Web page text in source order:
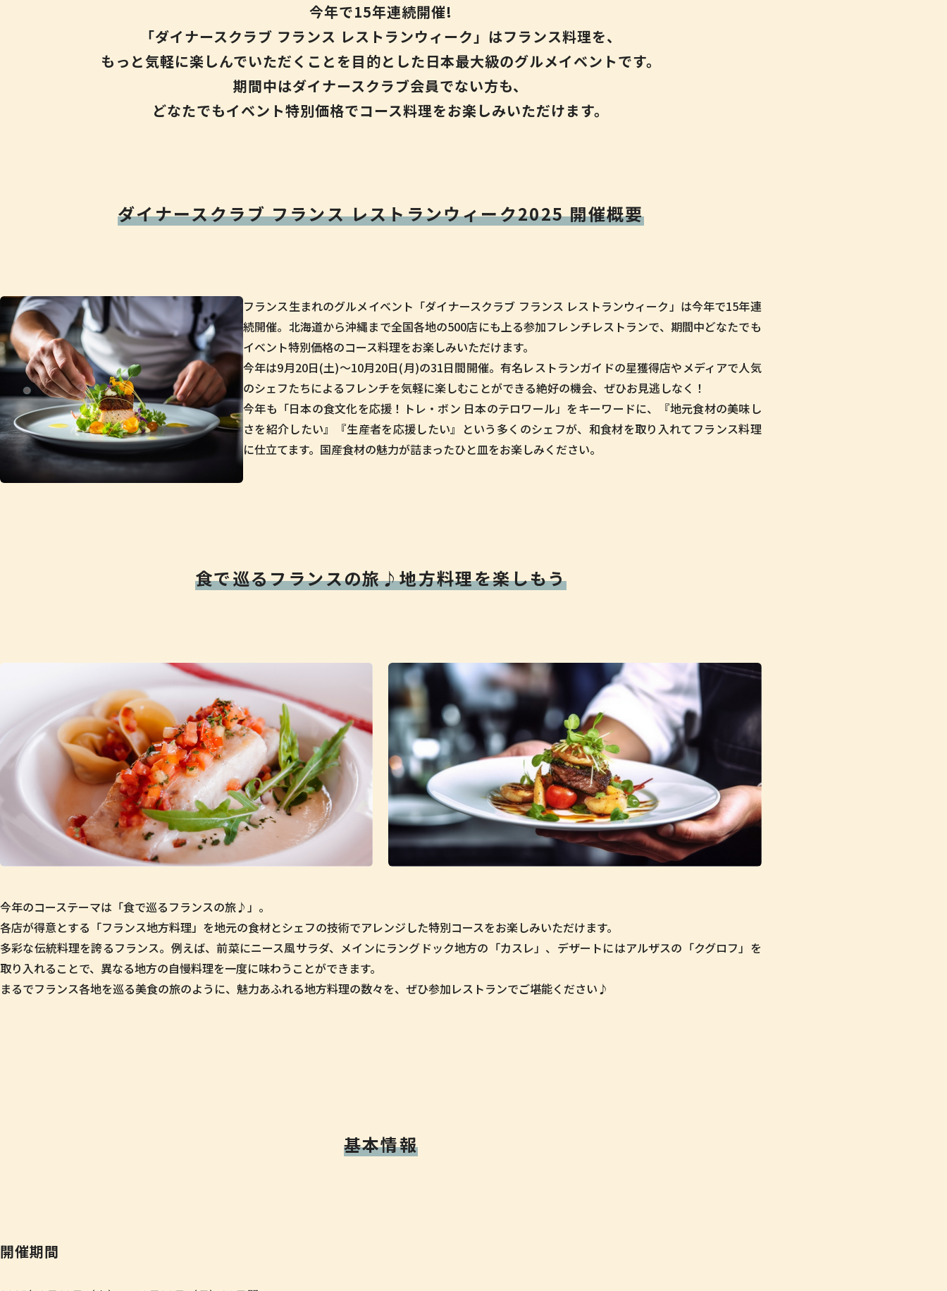
今年で15年連続開催!
「ダイナースクラブ フランス レストランウィーク」はフランス料理を、
もっと気軽に楽しんでいただくことを目的と した日本最大級のグルメイベントです。
期間中はダイナースクラブ会員でない方も、
どなたでもイベント特別価格でコース料理をお楽しみいただけます。
ダイナースクラブフランス レストランウィーク2025開催概要
フランス生まれのグルメイベント「ダイナースクラブ フランス レストランウィーク」は今年で15年連
続開催。北海道から沖縄まで全国各地の500店にも上る参加フレンチレストランで、期間中どなたでも
イベント特別価格のコース料理をお楽しみいただけます。
今年は9月20日(土)〜10月20日(月)の31日間開催。有名レストランガイドの星獲得店やメディアで人気
のシェフたちによるフレンチを気軽に楽しむことができる絶好の機会、ぜひお見逃しなく！
今年も「日本の食文化を応援！トレ・ボン 日本のテロワール」をキーワードに、『地元食材の美味し
さを紹介したい』『生産者を応援したい』という多くのシェフが、和食材を取り入れてフランス料理
に仕立てます。国産食材の魅力が詰まったひと皿をお楽しみください。
食で巡るフランスの旅♪地方料理を楽しもう
今年のコーステーマは「食で巡るフランスの旅♪」。
各店が得意とする「フランス地方料理」を地元の食材とシェフの技術でアレンジした特別コースをお楽しみいただけます。
多彩な伝統料理を誇るフランス。例えば、前菜にニース風サラダ、メインにラングドック地方の「カスレ」、デザートにはアルザスの「クグロフ」を
取り入れることで、異なる地方の自慢料理を一度に味わうことができます。
まるでフランス各地を巡る美食の旅のように、魅力あふれる地方料理の数々を、ぜひ参加レストランでご堪能ください♪
基本情報
開催期間